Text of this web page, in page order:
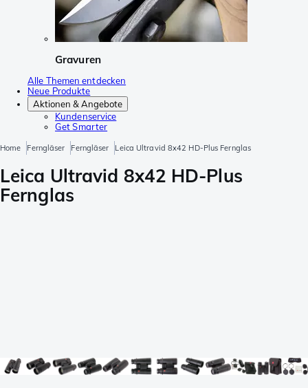
Gravuren
Alle Themen entdecken
Neue Produkte
Aktionen & Angebote
Kundenservice
Get Smarter
Home Ferngläser Ferngläser Leica Ultravid 8x42 HD-Plus Fernglas
Leica Ultravid 8x42 HD-Plus
Fernglas